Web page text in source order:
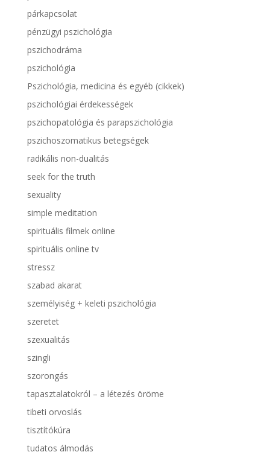
párkapcsolat
pénzügyi pszichológia
pszichodráma
pszichológia
Pszichológia, medicina és egyéb (cikkek)
pszichológiai érdekességek
pszichopatológia és parapszichológia
pszichoszomatikus betegségek
radikális non-dualitás
seek for the truth
sexuality
simple meditation
spirituális filmek online
spirituális online tv
stressz
szabad akarat
személyiség + keleti pszichológia
szeretet
szexualitás
szingli
szorongás
tapasztalatokról – a létezés öröme
tibeti orvoslás
tisztítókúra
tudatos álmodás